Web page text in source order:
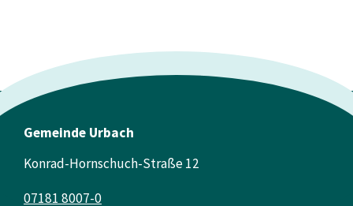
Gemeinde Urbach
Konrad-Hornschuch-Straße 12
07181 8007-0